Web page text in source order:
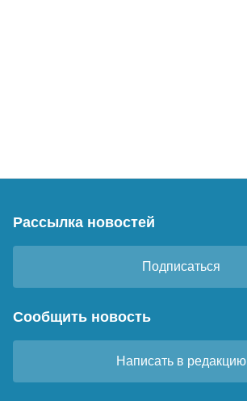
Рассылка новостей
Подписаться
Сообщить новость
Написать в редакцию